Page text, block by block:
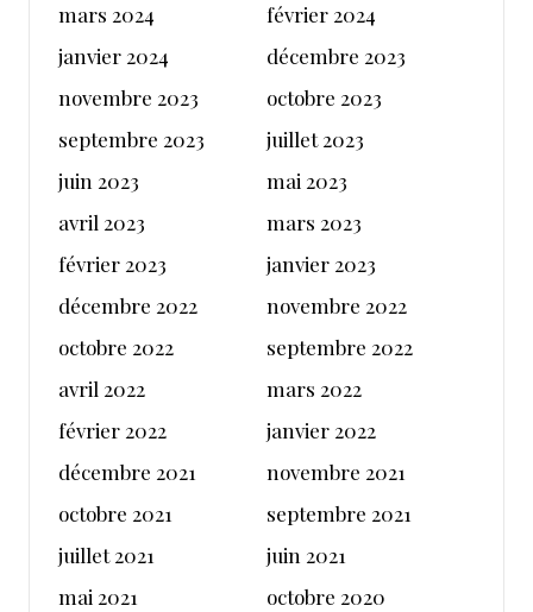
mars 2024
février 2024
janvier 2024
décembre 2023
novembre 2023
octobre 2023
septembre 2023
juillet 2023
juin 2023
mai 2023
avril 2023
mars 2023
février 2023
janvier 2023
décembre 2022
novembre 2022
octobre 2022
septembre 2022
avril 2022
mars 2022
février 2022
janvier 2022
décembre 2021
novembre 2021
octobre 2021
septembre 2021
juillet 2021
juin 2021
mai 2021
octobre 2020